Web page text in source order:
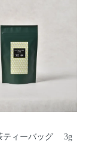
ティーバッグ 3g